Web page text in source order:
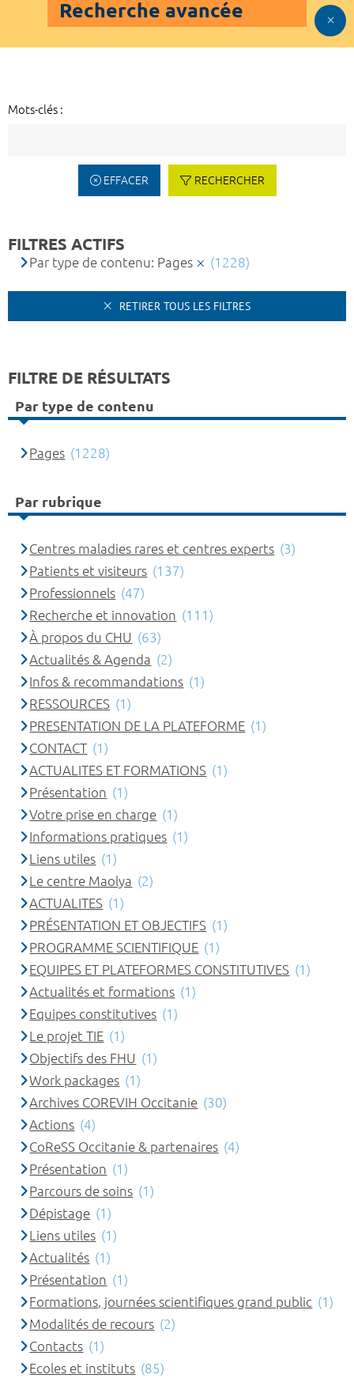
Recherche avancée
Mots-clés :
EFFACER RECHERCHER
FILTRES ACTIFS
Par type de contenu: Pages (1228)
RETIRER TOUS LES FILTRES
FILTRE DE RÉSULTATS
Par type de contenu
Pages (1228)
Par rubrique
Centres maladies rares et centres experts (3)
Patients et visiteurs (137)
Professionnels (47)
Recherche et innovation (111)
À propos du CHU (63)
Actualités & Agenda (2)
Infos & recommandations (1)
RESSOURCES (1)
PRESENTATION DE LA PLATEFORME (1)
CONTACT (1)
ACTUALITES ET FORMATIONS (1)
Présentation (1)
Votre prise en charge (1)
Informations pratiques (1)
Liens utiles (1)
Le centre Maolya (2)
ACTUALITES (1)
PRÉSENTATION ET OBJECTIFS (1)
PROGRAMME SCIENTIFIQUE (1)
EQUIPES ET PLATEFORMES CONSTITUTIVES (1)
Actualités et formations (1)
Equipes constitutives (1)
Le projet TIE (1)
Objectifs des FHU (1)
Work packages (1)
Archives COREVIH Occitanie (30)
Actions (4)
CoReSS Occitanie & partenaires (4)
Présentation (1)
Parcours de soins (1)
Dépistage (1)
Liens utiles (1)
Actualités (1)
Présentation (1)
Formations, journées scientifiques grand public (1)
Modalités de recours (2)
Contacts (1)
Ecoles et instituts (85)